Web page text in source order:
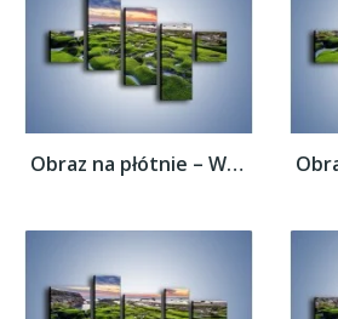
Obraz na płótnie – Woda w nierównym...